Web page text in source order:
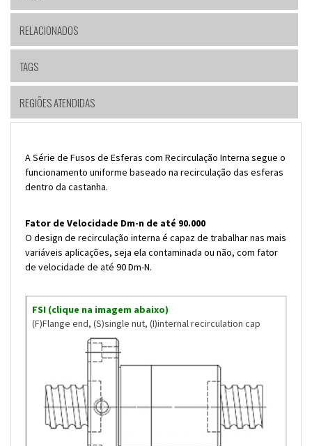
RELACIONADOS
TAGS
REGIÕES ATENDIDAS
A Série de Fusos de Esferas com Recirculação Interna segue o
funcionamento uniforme baseado na recirculação das esferas
dentro da castanha.
Fator de Velocidade Dm-n de até 90.000
O design de recirculação interna é capaz de trabalhar nas mais
variáveis aplicações, seja ela contaminada ou não, com fator
de velocidade de até 90 Dm-N.
FSI (clique na imagem abaixo)
(F)Flange end, (S)single nut, (I)internal recirculation cap